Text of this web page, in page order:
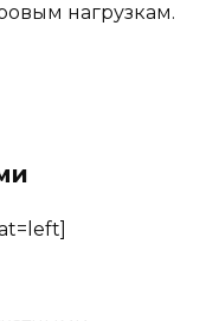
нагрузкам.